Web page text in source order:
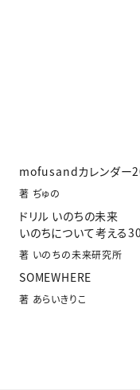
mofusandカレンダー
著 ぢゅの
ドリル いのちの未来
いのちについて考える
著 いのちの未来研究所
SOMEWHERE
著 あらいきりこ